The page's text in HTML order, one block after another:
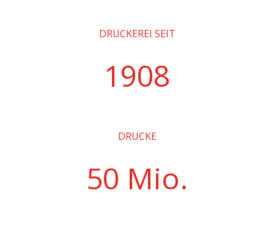
DRUCKEREI SEIT
1908
DRUCKE
50 Mio.